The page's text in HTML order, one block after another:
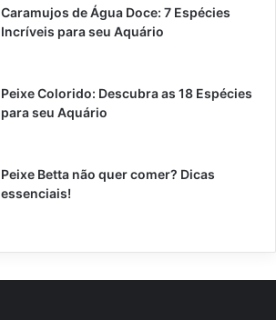
Caramujos de Água Doce: 7 Espécies
Incríveis para seu Aquário
Peixe Colorido: Descubra as 18 Espécies
para seu Aquário
Peixe Betta não quer comer? Dicas
essenciais!